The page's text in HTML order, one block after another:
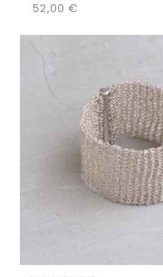
Valorado
con
52,00 €